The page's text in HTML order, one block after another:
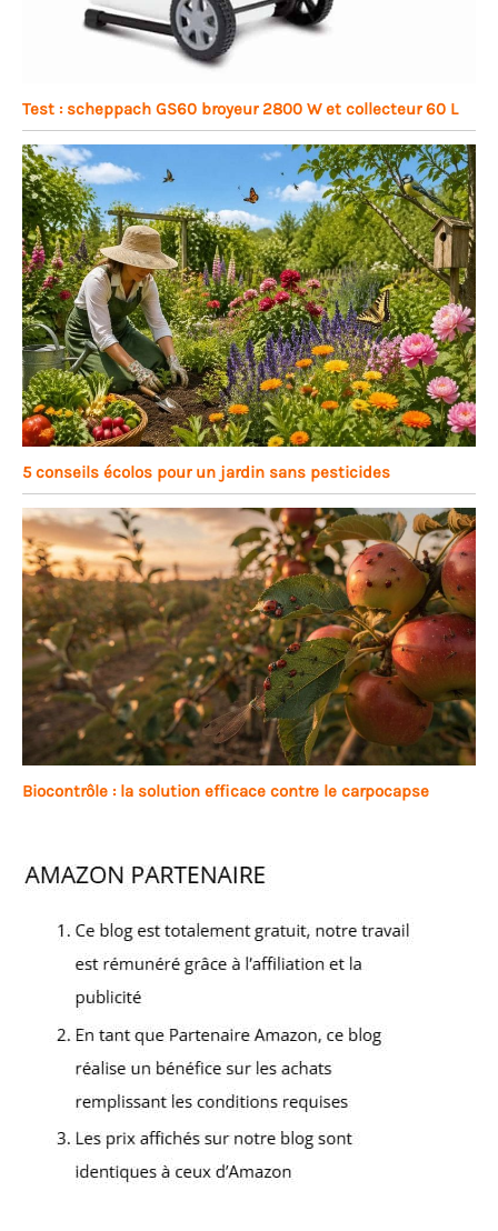
Test : scheppach GS60 broyeur 2800 W et collecteur 60 L
5 conseils écolos pour un jardin sans pesticides
Biocontrôle : la solution efficace contre le carpocapse